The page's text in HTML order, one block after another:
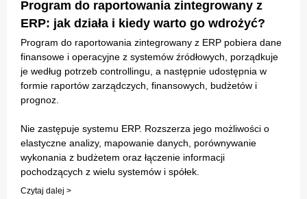
Program do raportowania zintegrowany z
ERP: jak działa i kiedy warto go wdrożyć?
Program do raportowania zintegrowany z ERP pobiera dane
finansowe i operacyjne z systemów źródłowych, porządkuje
je według potrzeb controllingu, a następnie udostępnia w
formie raportów zarządczych, finansowych, budżetów i
prognoz.
Nie zastępuje systemu ERP. Rozszerza jego możliwości o
elastyczne analizy, mapowanie danych, porównywanie
wykonania z budżetem oraz łączenie informacji
pochodzących z wielu systemów i spółek.
Czytaj dalej >